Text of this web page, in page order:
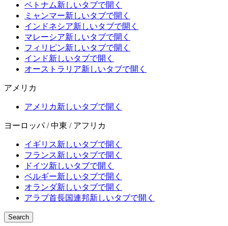
ベトナム新しいタブで開く
ミャンマー新しいタブで開く
インドネシア新しいタブで開く
マレーシア新しいタブで開く
フィリピン新しいタブで開く
インド新しいタブで開く
オーストラリア新しいタブで開く
アメリカ
アメリカ新しいタブで開く
ヨーロッパ / 中東 / アフリカ
イギリス新しいタブで開く
フランス新しいタブで開く
ドイツ新しいタブで開く
ベルギー新しいタブで開く
オランダ新しいタブで開く
アラブ首長国連邦新しいタブで開く
Search